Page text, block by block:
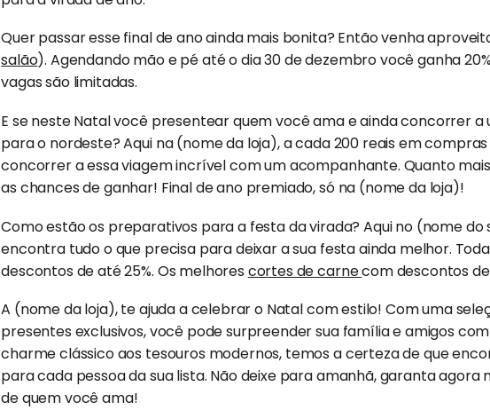
Quer passar esse final de ano ainda mais bonita? Então venha
salão). Agendando mão e pé até o dia 30 de dezembro você ganha
vagas são limitadas.
E se neste Natal você presentear quem você ama e ainda concorrer
para o nordeste? Aqui na (nome da loja), a cada 200 reais em
concorrer a essa viagem incrível com um acompanhante. Quanto
as chances de ganhar! Final de ano premiado, só na (nome da loja)!
Como estão os preparativos para a festa da virada? Aqui no (nome
encontra tudo o que precisa para deixar a sua festa ainda melhor.
descontos de até 25%. Os melhores cortes de carnecom descontos
A (nome da loja), te ajuda a celebrar o Natal com estilo! Com uma
presentes exclusivos, você pode surpreender sua família e amigos
charme clássico aos tesouros modernos, temos a certeza de que
para cada pessoa da sua lista. Não deixe para amanhã, garanta
de quem você ama!